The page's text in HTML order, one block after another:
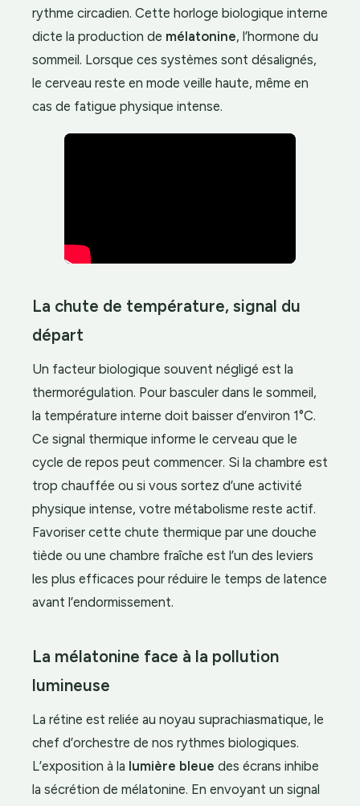
rythme circadien. Cette horloge biologique interne
dicte la production de mélatonine, l’hormone du
sommeil. Lorsque ces systèmes sont désalignés,
le cerveau reste en mode veille haute, même en
cas de fatigue physique intense.
La chute de température, signal du
départ
Un facteur biologique souvent négligé est la
thermorégulation. Pour basculer dans le sommeil,
la température interne doit baisser d’environ 1°C.
Ce signal thermique informe le cerveau que le
cycle de repos peut commencer. Si la chambre est
trop chauffée ou si vous sortez d’une activité
physique intense, votre métabolisme reste actif.
Favoriser cette chute thermique par une douche
tiède ou une chambre fraîche est l’un des leviers
les plus efficaces pour réduire le temps de latence
avant l’endormissement.
La mélatonine face à la pollution
lumineuse
La rétine est reliée au noyau suprachiasmatique, le
chef d’orchestre de nos rythmes biologiques.
L’exposition à la lumière bleue des écrans inhibe
la sécrétion de mélatonine. En envoyant un signal